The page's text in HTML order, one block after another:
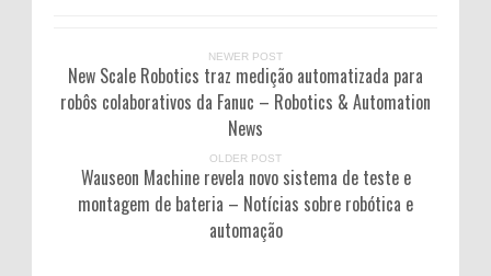
NEWER POST
New Scale Robotics traz medição automatizada para
robôs colaborativos da Fanuc – Robotics & Automation
News
OLDER POST
Wauseon Machine revela novo sistema de teste e
montagem de bateria – Notícias sobre robótica e
automação